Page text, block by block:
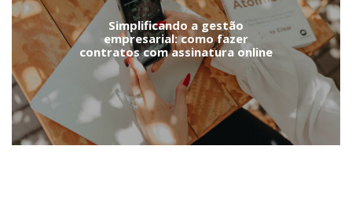
Simplificando a gestão
empresarial: como fazer
contratos com assinatura online